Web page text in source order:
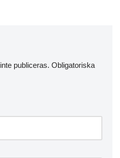
publiceras. Obligatoriska